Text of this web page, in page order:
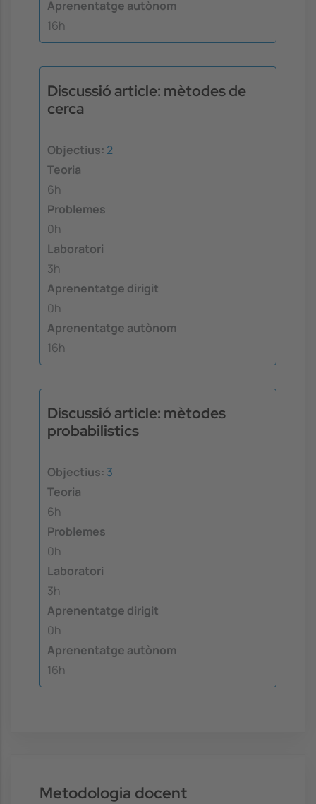
Aprenentatge autònom
16h
Discussió article: mètodes de
cerca
Objectius: 2
Teoria
6h
Problemes
0h
Laboratori
3h
Aprenentatge dirigit
0h
Aprenentatge autònom
16h
Discussió article: mètodes
probabilistics
Objectius: 3
Teoria
6h
Problemes
0h
Laboratori
3h
Aprenentatge dirigit
0h
Aprenentatge autònom
16h
Metodologia docent